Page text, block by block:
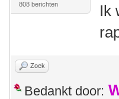
808 berichten
Ik
Zoek
Bedankt door: